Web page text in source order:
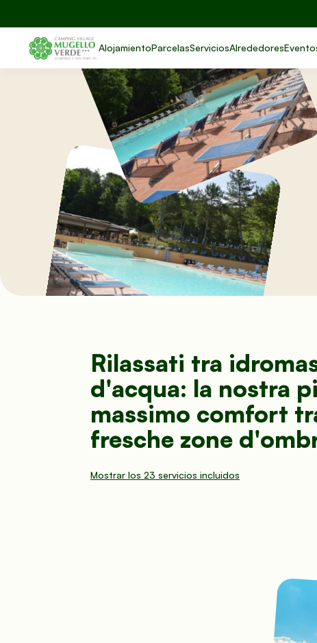
AlojamientoParcelasServiciosAlrededores
Rilassati tra
d'acqua: la nostra
massimo comfort
fresche zone
Mostrar los 23 servicios incluidos